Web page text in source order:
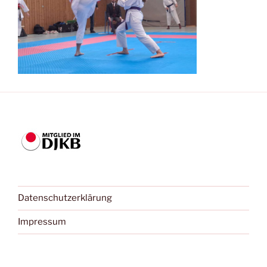
Datenschutzerklärung
Impressum